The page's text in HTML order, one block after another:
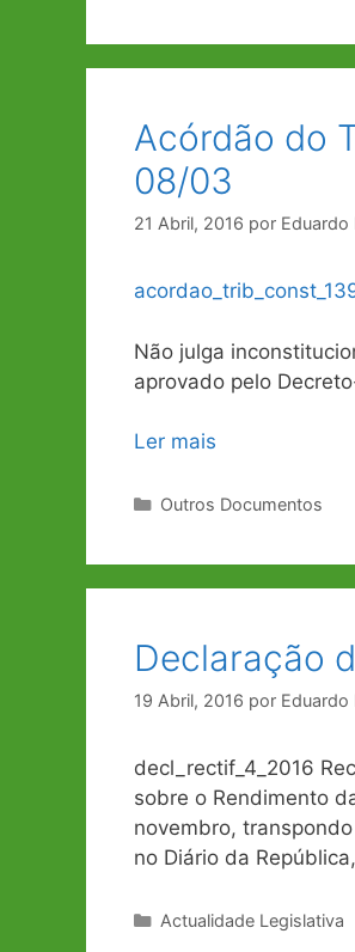
Acórdão do
08/03
21 Abril, 2016 por Eduardo
Não julga
aprovado pelo
Ler mais
Categorias
Outros Documentos
Declaração
19 Abril, 2016 por Eduardo
decl_rectif_4_2016
sobre o Rendimento
novembro,
no Diário da
Categorias
Actualidade Legislativa